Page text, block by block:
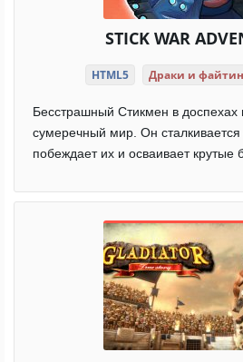
STICK WAR
HTML5 Драки и
Бесстрашный Стикмен в доспехах
сумеречный мир. Он сталкивается
побеждает их и осваивает крутые